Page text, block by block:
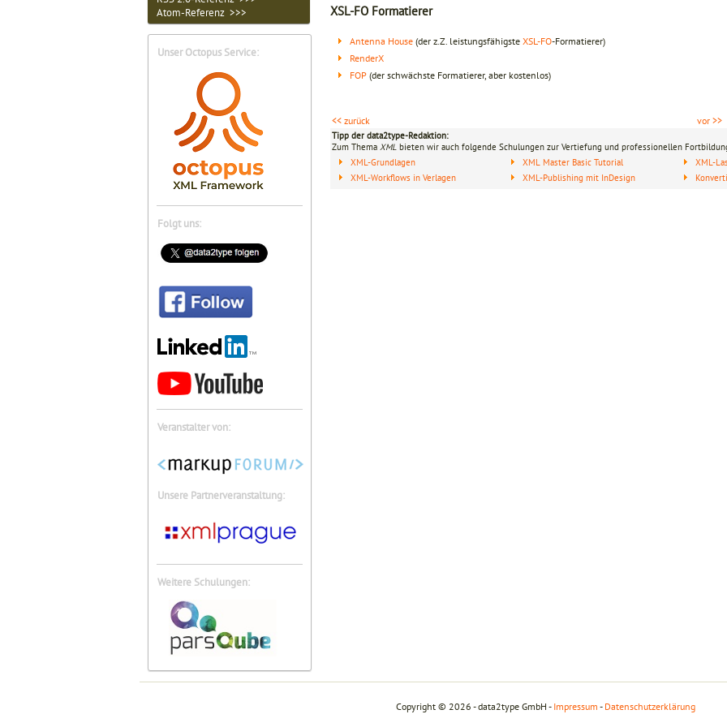
Atom-Referenz >>>
Unser Octopus Service:
Folgt uns:
Veranstalter von:
Unsere Partnerveranstaltung:
Weitere Schulungen:
XSL-FO Formatierer
Antenna House (der z.Z. leistungsfähigste XSL-FO-Formatierer)
RenderX
FOP (der schwächste Formatierer, aber kostenlos)
<< zurück vor >>
Tipp der data2type-Redaktion:
Zum Thema XML bieten wir auch folgende Schulungen zur Vertiefung und professionellen
XML-Grundlagen
XML-Workflows in Verlagen
XML Master Basic Tutorial
XML-Publishing mit InDesign
XML-
Copyright © 2026 - data2type GmbH - Impressum - Datenschutzerklärung